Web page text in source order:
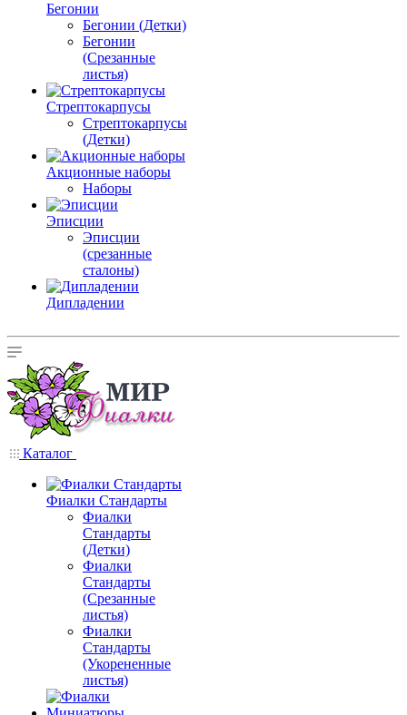
Бегонии
Бегонии (Детки)
Бегонии
(Срезанные
листья)
Стрептокарпусы
Стрептокарпусы
(Детки)
Акционные наборы
Наборы
Эписции
Эписции
(срезанные
сталоны)
Дипладении
Каталог
Фиалки Стандарты
Фиалки
Стандарты
(Детки)
Фиалки
Стандарты
(Срезанные
листья)
Фиалки
Стандарты
(Укорененные
листья)